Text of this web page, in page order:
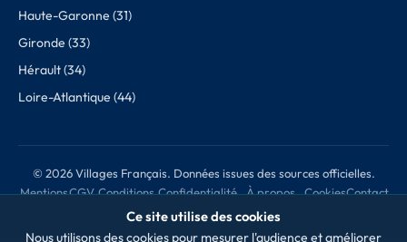
Haute-Garonne (31)
Gironde (33)
Hérault (34)
Loire-Atlantique (44)
© 2026 Villages Français. Données issues des sources officielles.
MentionsCGV Conditions
de retour
Confidentialité
À propos
des données
CookiesContact
Ce site utilise des cookies
Nous utilisons des cookies pour mesurer l'audience et améliorer